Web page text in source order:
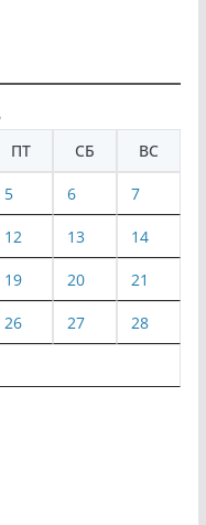
ПТ СБ ВС
5 6 7
12 13 14
19 20 21
26 27 28